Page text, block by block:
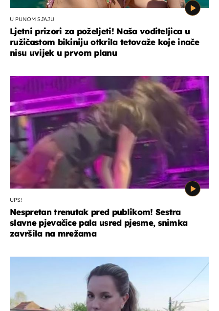
U PUNOM SJAJU
Ljetni prizori za poželjeti! Naša voditeljica u
ružičastom bikiniju otkrila tetovaže koje inače
nisu uvijek u prvom planu
UPS!
Nespretan trenutak pred publikom! Sestra
slavne pjevačice pala usred pjesme, snimka
završila na mrežama